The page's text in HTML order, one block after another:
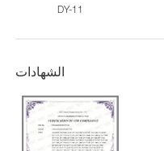
DY-11
الشهادات